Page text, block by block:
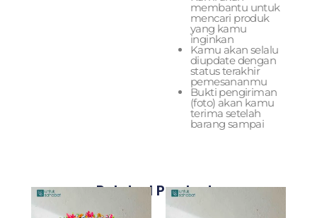
membantu untuk
mencari produk
yang kamu
inginkan
Kamu akan selalu
diupdate dengan
status terakhir
pemesananmu
Bukti pengiriman
(foto) akan kamu
terima setelah
barang sampai
Related Products